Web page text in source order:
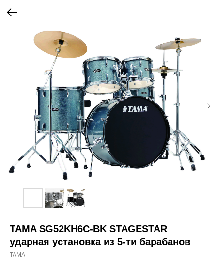
TAMA SG52KH6C-BK STAGESTAR
ударная установка из 5-ти барабанов
TAMA